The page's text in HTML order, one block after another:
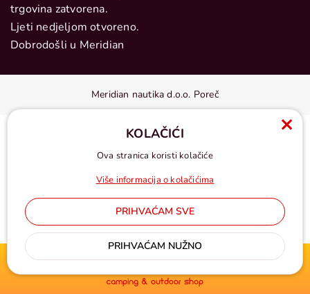
trgovina zatvorena.
Ljeti nedjeljom otvoreno.
Dobrodošli u Meridian
Meridian nautika d.o.o. Poreč
Cijene u eurima, pdv uključen
KOLAČIĆI
Ova stranica koristi kolačiće
Više informacija o kolačićima
PRIHVAĆAM SVE
PRIHVAĆAM NUŽNO